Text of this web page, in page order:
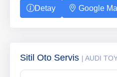
Detay Google
Sitil Oto Servis | AUDI